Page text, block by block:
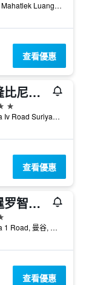
153/2 Soi Mahatlek Luang 1, Ratchadamri Road, Lumpini, Pathumwan, 曼谷, 泰國
查看優惠
曼谷隆比尼公园皇冠假日酒店
952 Rama Iv Road Suriyawongse, 曼谷, 泰國
查看優惠
曼谷暹罗智选假日酒店
889 Rama 1 Road, 曼谷, 泰國
查看優惠